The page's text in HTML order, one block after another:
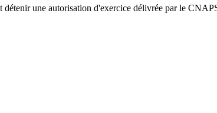
une autorisation d'exercice délivrée par le